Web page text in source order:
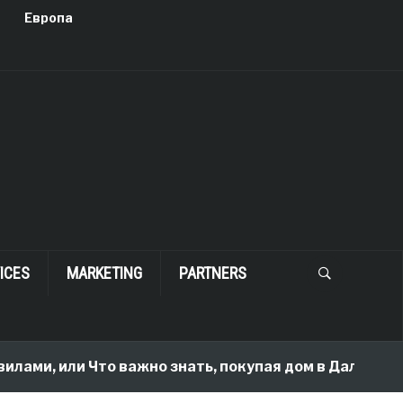
Европа
MARKETING PARTNERS
или Что важно знать, покупая дом в Далласе